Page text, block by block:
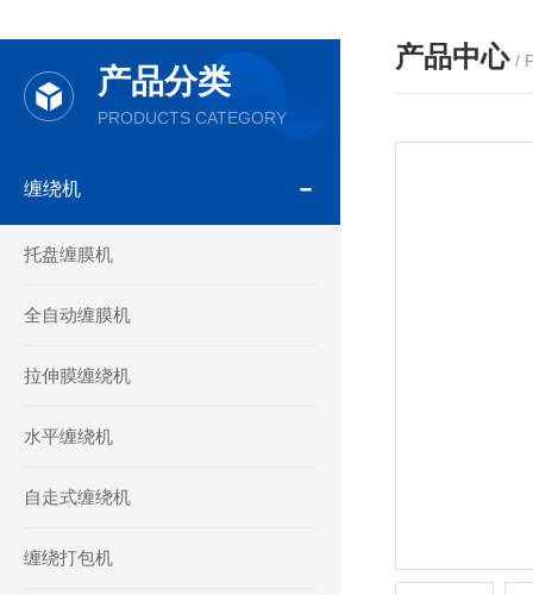
产品分类
PRODUCTS CATEGORY
缠绕机
托盘缠膜机
全自动缠膜机
拉伸膜缠绕机
水平缠绕机
自走式缠绕机
缠绕打包机
产品中心 /